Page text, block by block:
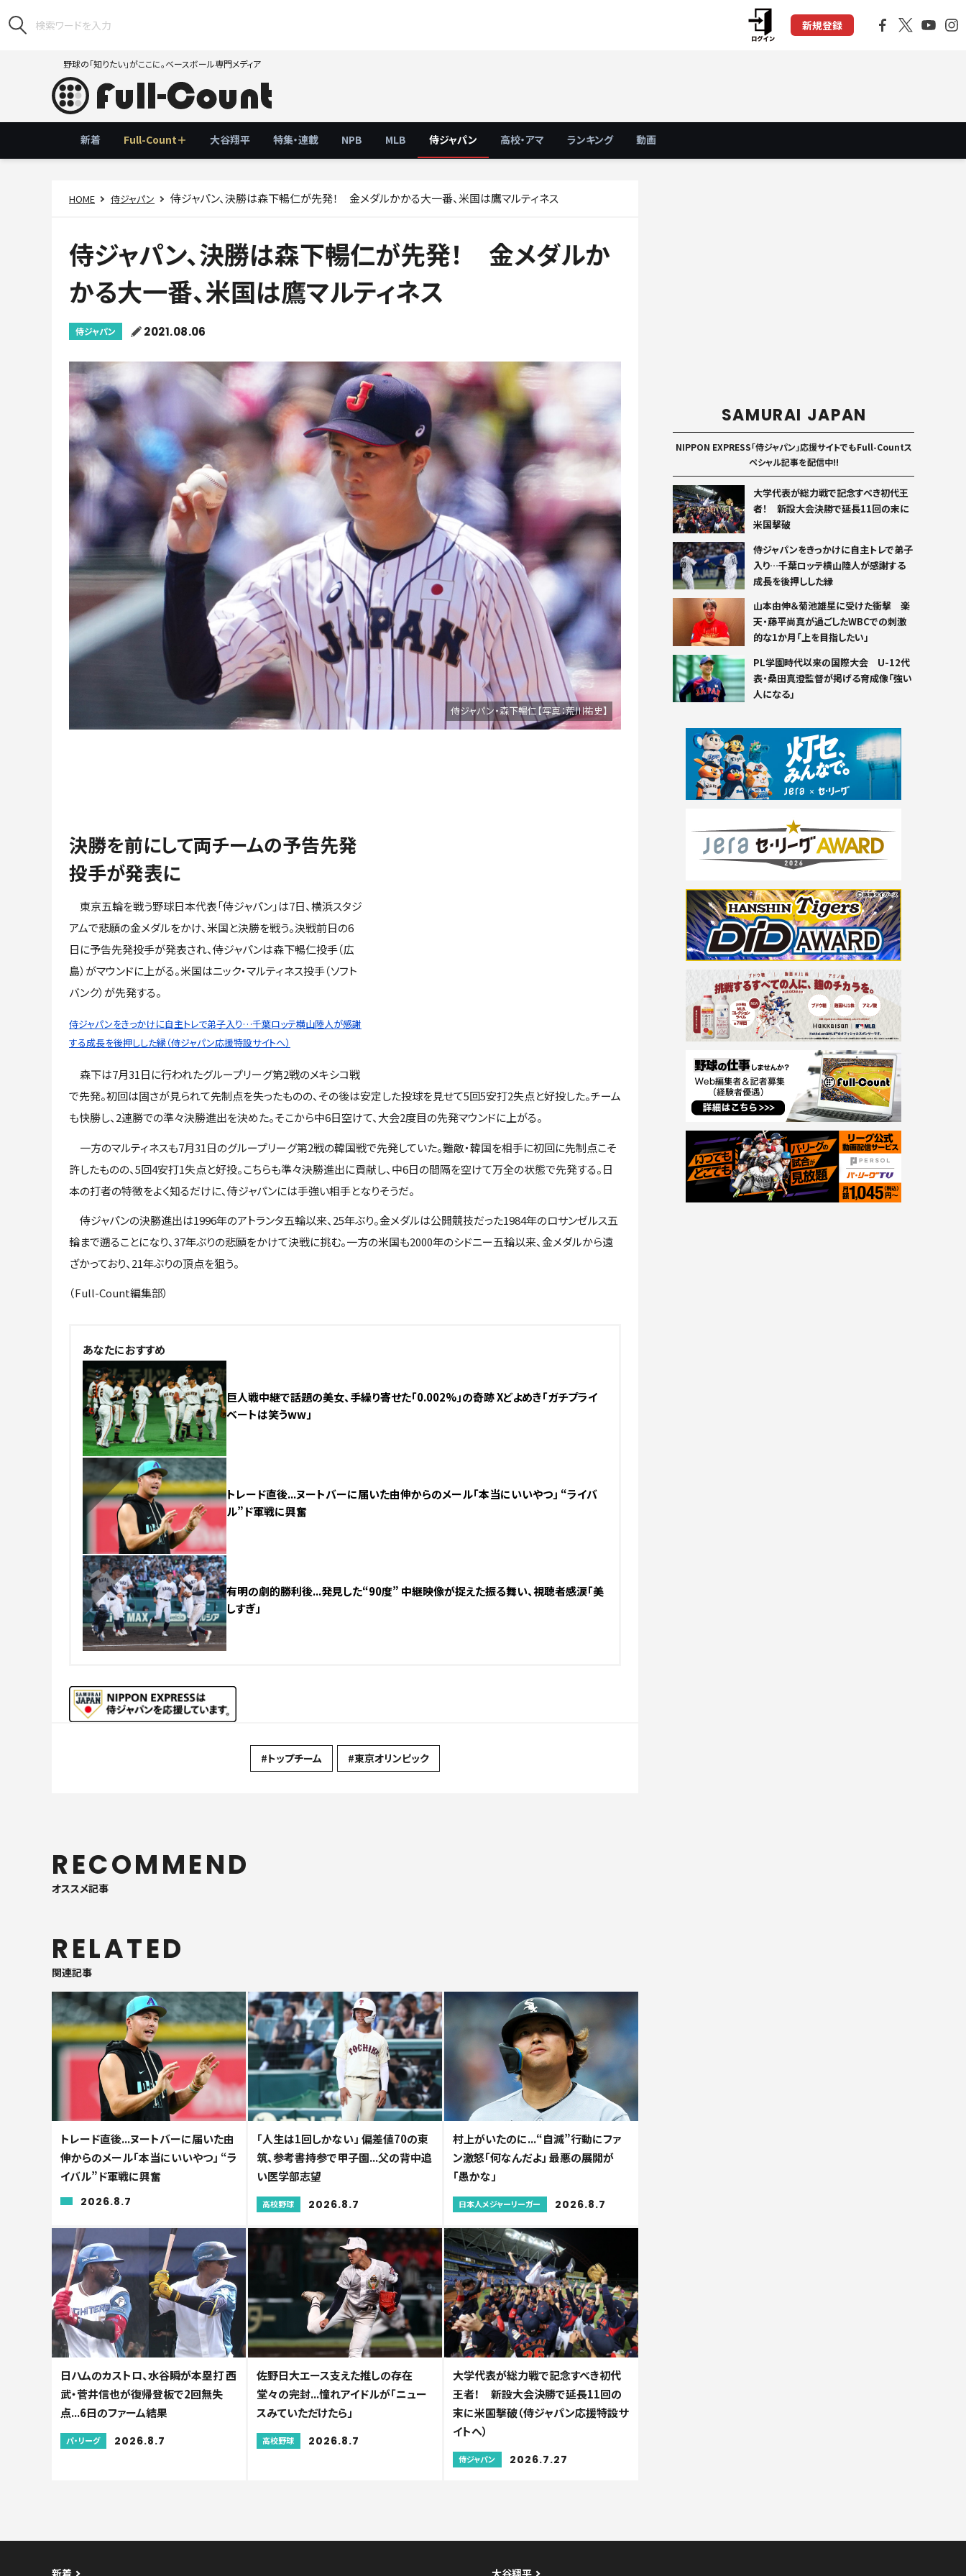
新規登録
野球の「知りたい」がここに。ベースボール専門メディア
新着 Full-Count＋ 大谷翔平 特集・連載 NPB MLB 侍ジャパン 高校・アマ ランキング 動画
HOME 侍ジャパン 侍ジャパン、決勝は森下暢仁が先発！ 金メダルかかる大一番、米国は鷹マルティネス
侍ジャパン、決勝は森下暢仁が先発！ 金メダルか
かる大一番、米国は鷹マルティネス
侍ジャパン 2021.08.06
侍ジャパン・森下暢仁【写真：荒川祐史】
決勝を前にして両チームの予告先発
投手が発表に
東京五輪を戦う野球日本代表「侍ジャパン」は7日、横浜スタジ
アムで悲願の金メダルをかけ、米国と決勝を戦う。決戦前日の6
日に予告先発投手が発表され、侍ジャパンは森下暢仁投手（広
島）がマウンドに上がる。米国はニック・マルティネス投手（ソフト
バンク）が先発する。
侍ジャパンをきっかけに自主トレで弟子入り…千葉ロッテ横山陸人が感謝
する成長を後押しした縁（侍ジャパン応援特設サイトへ）
森下は7月31日に行われたグループリーグ第2戦のメキシコ戦
で先発。初回は固さが見られて先制点を失ったものの、その後は安定した投球を見せて5回5安打2失点と好投した。チーム
も快勝し、2連勝での準々決勝進出を決めた。そこから中6日空けて、大会2度目の先発マウンドに上がる。
一方のマルティネスも7月31日のグループリーグ第2戦の韓国戦で先発していた。難敵・韓国を相手に初回に先制点こそ
許したものの、5回4安打1失点と好投。こちらも準々決勝進出に貢献し、中6日の間隔を空けて万全の状態で先発する。日
本の打者の特徴をよく知るだけに、侍ジャパンには手強い相手となりそうだ。
侍ジャパンの決勝進出は1996年のアトランタ五輪以来、25年ぶり。金メダルは公開競技だった1984年のロサンゼルス五
輪まで遡ることになり、37年ぶりの悲願をかけて決戦に挑む。一方の米国も2000年のシドニー五輪以来、金メダルから遠
ざかっており、21年ぶりの頂点を狙う。
（Full-Count編集部）
あなたにおすすめ
巨人戦中継で話題の美女、手繰り寄せた「0.002%」の奇跡 Xどよめき「ガチプライ
ベートは笑うww」
トレード直後...ヌートバーに届いた由伸からのメール「本当にいいやつ」 “ライバ
ル”ド軍戦に興奮
有明の劇的勝利後...発見した“90度” 中継映像が捉えた振る舞い、視聴者感涙「美
しすぎ」
#トップチーム #東京オリンピック
RECOMMEND
オススメ記事
RELATED
関連記事
トレード直後...ヌートバーに届いた由
伸からのメール「本当にいいやつ」 “ラ
イバル”ド軍戦に興奮
2026.8.7
「人生は1回しかない」 偏差値70の東
筑、参考書持参で甲子園...父の背中追
い医学部志望
高校野球 2026.8.7
村上がいたのに...“自滅”行動にファ
ン激怒「何なんだよ」 最悪の展開が
「愚かな」
日本人メジャーリーガー 2026.8.7
日ハムのカストロ、水谷瞬が本塁打 西
武・菅井信也が復帰登板で2回無失
点...6日のファーム結果
パ・リーグ 2026.8.7
佐野日大エース支えた推しの存在
堂々の完封...憧れアイドルが「ニュー
スみていただけたら」
高校野球 2026.8.7
大学代表が総力戦で記念すべき初代
王者！ 新設大会決勝で延長11回の
末に米国撃破（侍ジャパン応援特設サ
イトへ）
侍ジャパン 2026.7.27
SAMURAI JAPAN
NIPPON EXPRESS「侍ジャパン」応援サイトでもFull-Countス
ペシャル記事を配信中!!
大学代表が総力戦で記念すべき初代王
者！ 新設大会決勝で延長11回の末に
米国撃破
侍ジャパンをきっかけに自主トレで弟子
入り…千葉ロッテ横山陸人が感謝する
成長を後押しした縁
山本由伸＆菊池雄星に受けた衝撃 楽
天・藤平尚真が過ごしたWBCでの刺激
的な1か月「上を目指したい」
PL学園時代以来の国際大会 U-12代
表・桑田真澄監督が掲げる育成像「強い
人になる」
新着 大谷翔平